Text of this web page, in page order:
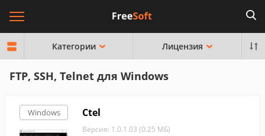
Категории Лицензия
FTP, SSH, Telnet для Windows
Windows Ctel
Версия: 1.0.1.03 (0.25 МБ)